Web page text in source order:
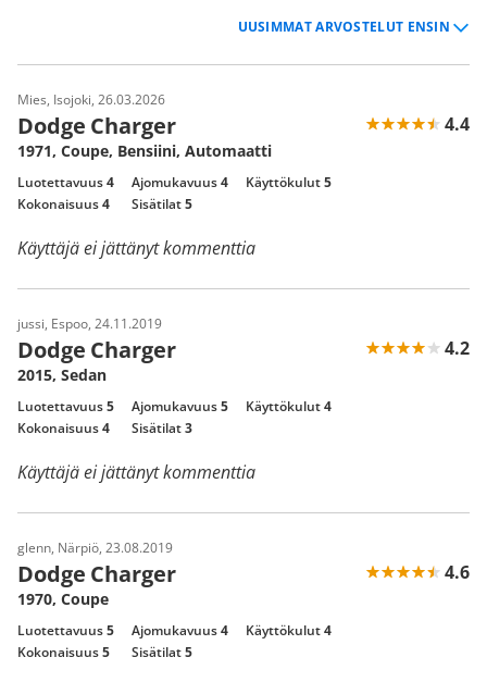
Mies, Isojoki, 26.03.2026
Dodge Charger 4.4
1971, Coupe, Bensiini, Automaatti
Luotettavuus4 Ajomukavuus4 Käyttökulut5
Kokonaisuus4 Sisätilat5
Käyttäjä ei jättänyt kommenttia
jussi, Espoo, 24.11.2019
Dodge Charger 4.2
2015, Sedan
Luotettavuus5 Ajomukavuus5 Käyttökulut4
Kokonaisuus4 Sisätilat3
Käyttäjä ei jättänyt kommenttia
glenn, Närpiö, 23.08.2019
Dodge Charger 4.6
1970, Coupe
Luotettavuus5 Ajomukavuus4 Käyttökulut4
Kokonaisuus5 Sisätilat5